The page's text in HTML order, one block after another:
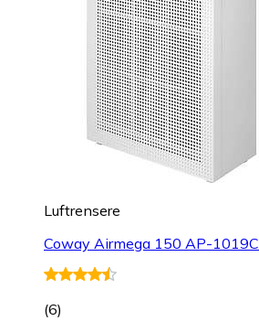
Luftrensere
Coway Airmega 150 AP-1019C
(6)